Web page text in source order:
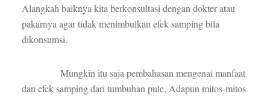
Alangkah baiknya kita berkonsultasi dengan dokter atau
pakarnya agar tidak menimbulkan efek samping bila
dikonsumsi.
Mungkin itu saja pembahasan mengenai manfaat
dan efek samping dari tumbuhan pule, Adapun mitos-mitos